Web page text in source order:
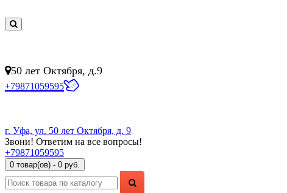
50 лет Октября, д.9
+79871059595
г. Уфа, ул. 50 лет Октября, д. 9
Звони! Ответим на все вопросы!
+79871059595
0 товар(ов) - 0 руб.